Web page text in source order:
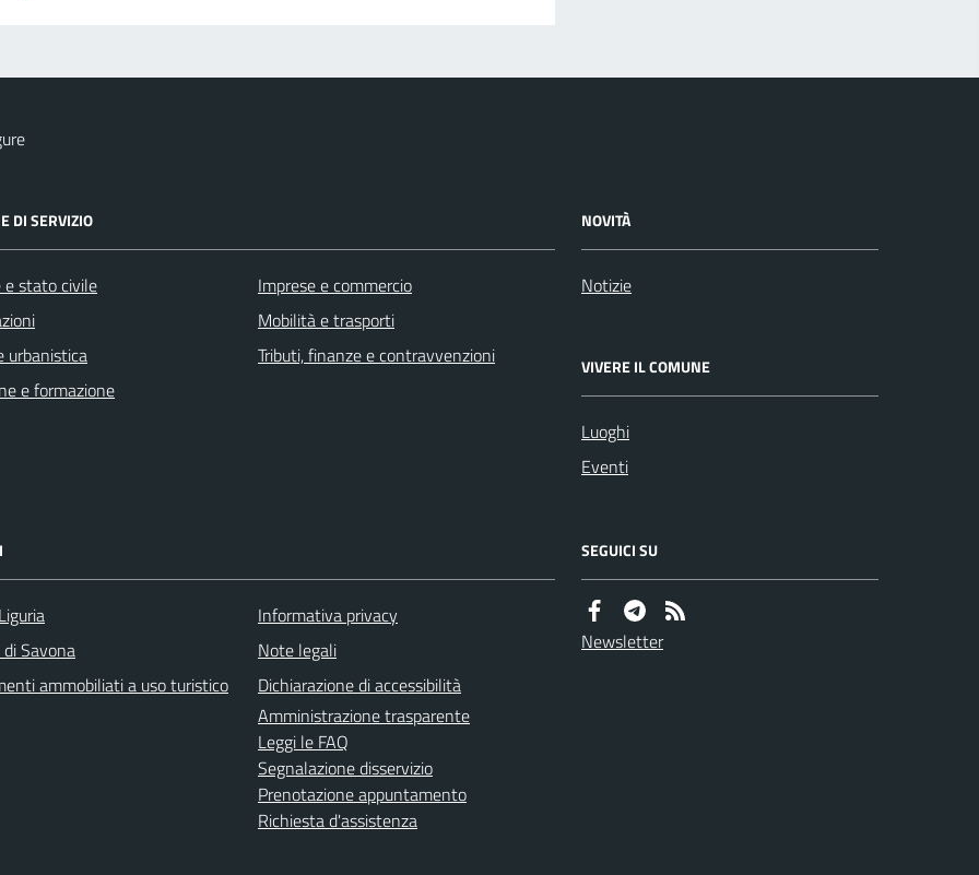
DI SERVIZIO
e stato civile
urbanistica
e formazione
Imprese e commercio
Mobilità e trasporti
Tributi, finanze e contravvenzioni
NOVITÀ
Notizie
VIVERE IL COMUNE
Luoghi
Eventi
Savona
ammobiliati a uso turistico
Informativa privacy
Note legali
Dichiarazione di accessibilità
Amministrazione trasparente
Leggi le FAQ
Segnalazione disservizio
Prenotazione appuntamento
Richiesta d'assistenza
SEGUICI SU
Newsletter